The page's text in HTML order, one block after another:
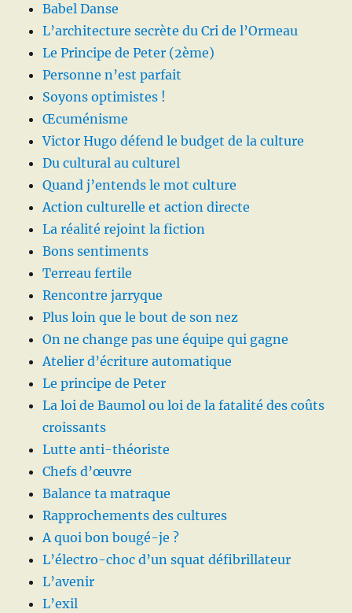
Babel Danse
L’architecture secrète du Cri de l’Ormeau
Le Principe de Peter (2ème)
Personne n’est parfait
Soyons optimistes !
Œcuménisme
Victor Hugo défend le budget de la culture
Du cultural au culturel
Quand j’entends le mot culture
Action culturelle et action directe
La réalité rejoint la fiction
Bons sentiments
Terreau fertile
Rencontre jarryque
Plus loin que le bout de son nez
On ne change pas une équipe qui gagne
Atelier d’écriture automatique
Le principe de Peter
La loi de Baumol ou loi de la fatalité des coûts
croissants
Lutte anti-théoriste
Chefs d’œuvre
Balance ta matraque
Rapprochements des cultures
A quoi bon bougé-je ?
L’électro-choc d’un squat défibrillateur
L’avenir
L’exil